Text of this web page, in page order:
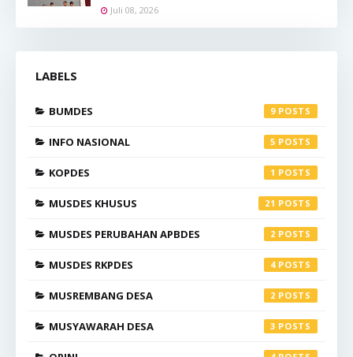
Juli 08, 2026
LABELS
BUMDES 9
INFO NASIONAL 5
KOPDES 1
MUSDES KHUSUS 21
MUSDES PERUBAHAN APBDES 2
MUSDES RKPDES 4
MUSREMBANG DESA 2
MUSYAWARAH DESA 3